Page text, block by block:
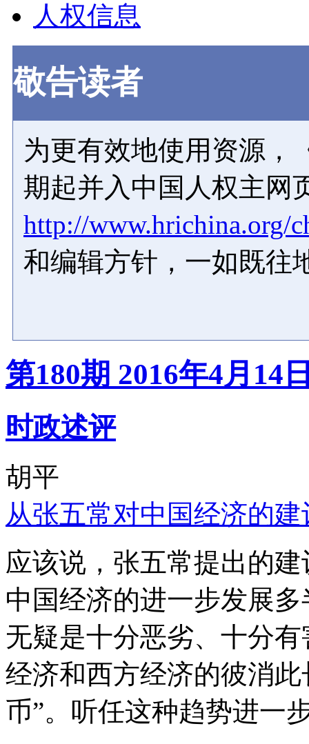
人权信息
敬告读者
为更有效地使用资源，
期起并入中国人权主网
http://www.hrichina.org/
和编辑方针，一如既往
第180期 2016年4月14
时政述评
胡平
从张五常对中国经济的
应该说，张五常提出的
中国经济的进一步发展
无疑是十分恶劣、十分
经济和西方经济的彼消
币”。听任这种趋势进一